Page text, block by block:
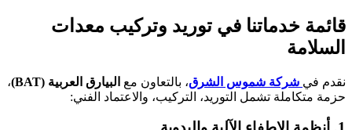
قائمة خدماتنا في توريد وتركيب معدات
السلامة
نقدم في شركة شموس الشرق، بالتعاون مع البيارق العربية (BAT)
،
حزمة متكاملة تشمل التوريد، التركيب، والاعتماد الفني: